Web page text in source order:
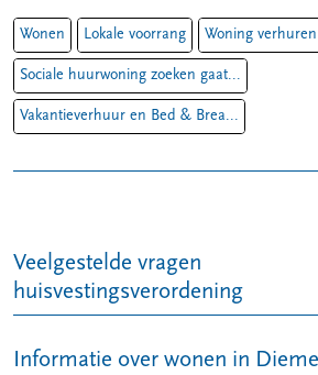
Wonen Lokale voorrang Woning
Sociale huurwoning zoeken gaat...
Vakantieverhuur en Bed & Brea...
Veelgestelde vragen
huisvestingsverordening
Informatie over wonen in